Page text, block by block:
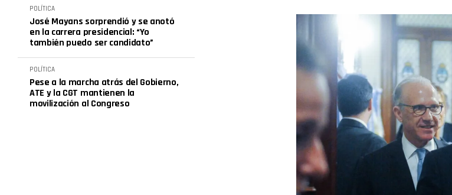
POLÍTICA
José Mayans sorprendió y se anotó
en la carrera presidencial: “Yo
también puedo ser candidato”
POLÍTICA
Pese a la marcha atrás del Gobierno,
ATE y la CGT mantienen la
movilización al Congreso